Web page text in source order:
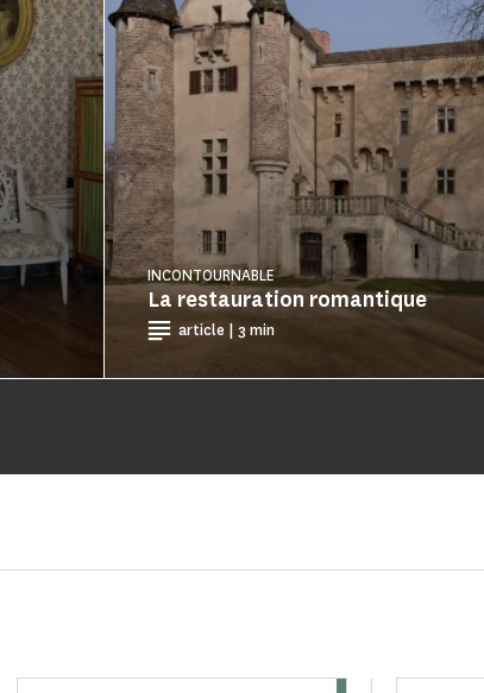
La restauration romantique
INCONTOURNABLE
article | 3 min